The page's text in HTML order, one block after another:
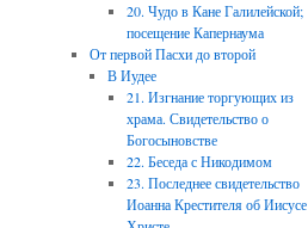
20. Чудо в Кане Галилейской;
посещение Капернаума
От первой Пасхи до второй
В Иудее
21. Изгнание торгующих из
храма. Свидетельство о
Богосыновстве
22. Беседа с Никодимом
23. Последнее свидетельство
Иоанна Крестителя об Иисусе